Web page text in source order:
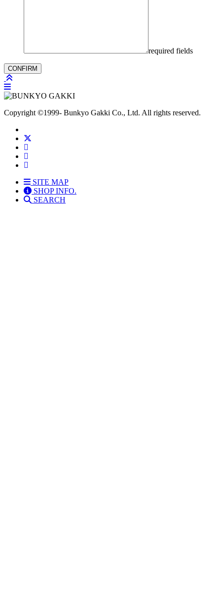
required fields
Copyright ©1999- Bunkyo Gakki Co., Ltd. All rights reserved.
SITE MAP
SHOP INFO.
SEARCH